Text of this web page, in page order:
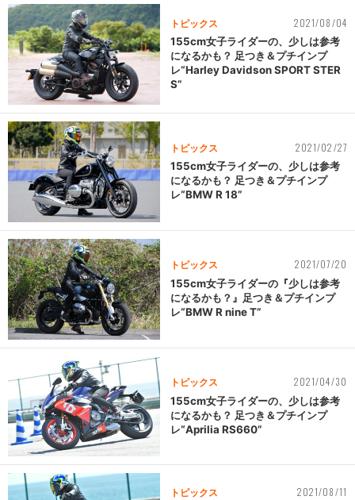
トピックス 2021/08/04
155cm女子ライダーの、少しは参考
になるかも？ 足つき＆プチインプ
レ“Harley Davidson SPORT STER
S”
トピックス 2021/02/27
155cm女子ライダーの、少しは参考
になるかも？ 足つき＆プチインプ
レ“BMW R 18”
トピックス 2021/07/20
155cm女子ライダーの『少しは参考
になるかも？』足つき＆プチインプ
レ“BMW R nine T”
トピックス 2021/04/30
155cm女子ライダーの、少しは参考
になるかも？ 足つき＆プチインプ
レ“Aprilia RS660”
トピックス 2021/08/11